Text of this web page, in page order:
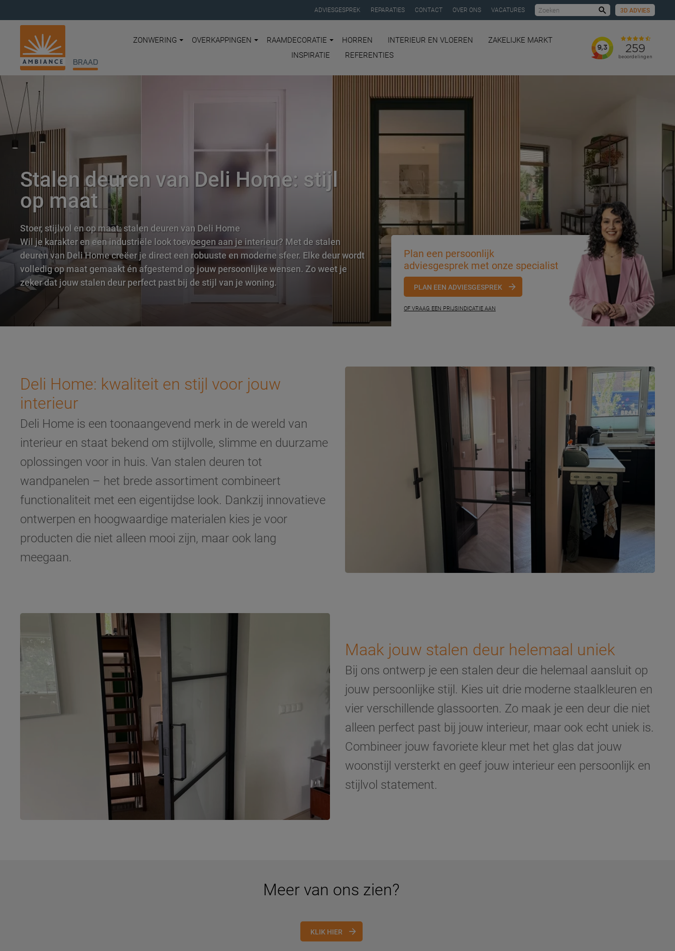
ADVIESGESPREK REPARATIES CONTACT OVER ONS VACATURES Zoeken3D ADVIES
BRAAD
ZONWERING OVERKAPPINGEN RAAMDECORATIE HORREN INTERIEUR EN VLOEREN
ZAKELIJKE MARKT
INSPIRATIE
REFERENTIES
Plan een persoonlijk
adviesgesprek met onze specialist
PLAN EEN ADVIESGESPREK
OF VRAAG EEN PRIJSINDICATIE AAN
Stalen deuren van Deli Home: stijl
op maat
Stoer, stijlvol en op maat: stalen deuren van Deli Home
Wil je karakter en een industriële look toevoegen aan je interieur? Met de stalen
deuren van Deli Home creëer je direct een robuuste en moderne sfeer. Elke deur wordt
volledig op maat gemaakt én afgestemd op jouw persoonlijke wensen. Zo weet je
zeker dat jouw stalen deur perfect past bij de stijl van je woning.
Deli Home: kwaliteit en stijl voor jouw
interieur
Deli Home is een toonaangevend merk in de wereld van
interieur en staat bekend om stijlvolle, slimme en duurzame
oplossingen voor in huis. Van stalen deuren tot
wandpanelen – het brede assortiment combineert
functionaliteit met een eigentijdse look. Dankzij innovatieve
ontwerpen en hoogwaardige materialen kies je voor
producten die niet alleen mooi zijn, maar ook lang
meegaan.
Maak jouw stalen deur helemaal uniek
Bij ons ontwerp je een stalen deur die helemaal aansluit op
jouw persoonlijke stijl. Kies uit drie moderne staal­kleuren en
vier verschillende glassoorten. Zo maak je een deur die niet
alleen perfect past bij jouw interieur, maar ook echt uniek is.
Combineer jouw favoriete kleur met het glas dat jouw
woonstijl versterkt en geef jouw interieur een persoonlijk en
stijlvol statement.
Meer van ons zien?
KLIK HIER